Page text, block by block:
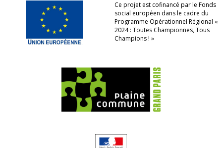
Ce projet est cofinancé par le Fonds
social européen dans le cadre du
Programme Opérationnel Régional «
2024 : Toutes Championnes, Tous
Champions ! »